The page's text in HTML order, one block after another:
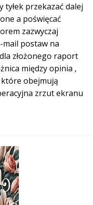
tyłek przekazać dalej
a poświęcać
zazwyczaj
mail postaw na
złożonego raport
między opinia ,
obejmują
zrzut ekranu